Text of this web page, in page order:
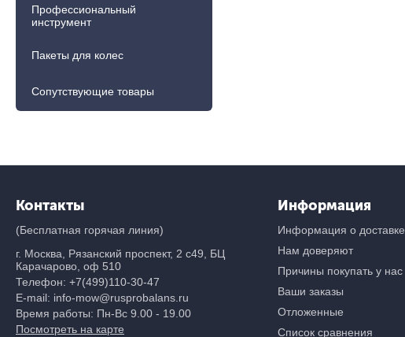
Профессиональный
инструмент
Пакеты для колес
Сопутствующие товары
Контакты
(Бесплатная горячая линия)
г. Москва, Рязанский проспект, 2 с49, БЦ
Карачарово, оф 510
Телефон: +7(499)110-30-47
E-mail: info-mow@rusprobalans.ru
Время работы: Пн-Вс 9.00 - 19.00
Посмотреть на карте
Информация
Информация о доставке
Нам доверяют
Причины покупать у нас
Ваши заказы
Отложенные
Список сравнения